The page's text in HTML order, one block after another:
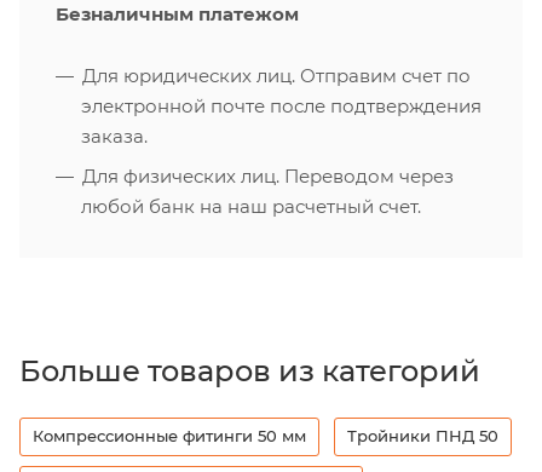
Безналичным платежом
Для юридических лиц. Отправим счет по
электронной почте после подтверждения
заказа.
Для физических лиц. Переводом через
любой банк на наш расчетный счет.
Больше товаров из категорий
Компрессионные фитинги 50 мм Тройники ПНД 50